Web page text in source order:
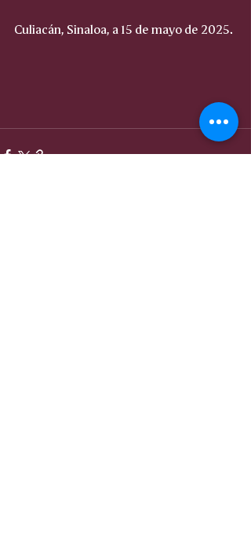
Culiacán, Sinaloa, a 15 de mayo de 2025.